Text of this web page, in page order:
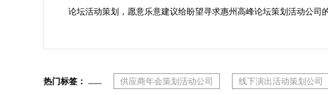
论坛活动策划，愿意乐意建议给盼望寻求惠州高峰论坛策划活动公司的
热门标签： 供应商年会策划活动公司 线下演出活动策划公司